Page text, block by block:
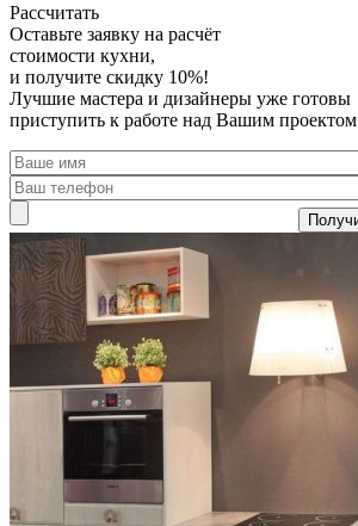
Рассчитать
Оставьте заявку на расчёт
стоимости кухни,
и получите скидку 10%!
Лучшие мастера и дизайнеры уже готовы
приступить к работе над Вашим проектом